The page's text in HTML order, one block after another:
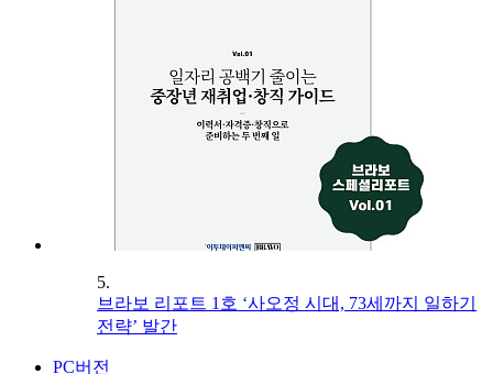
5.
브라보 리포트 1호 ‘사오정 시대, 73세까지 일하기
전략’ 발간
PC버전